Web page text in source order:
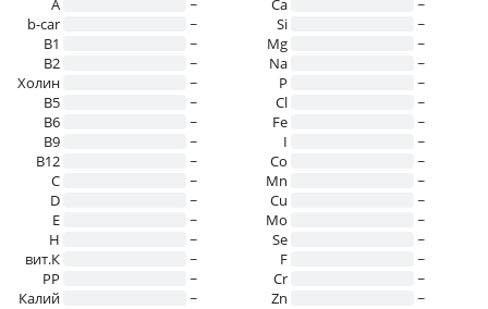
A
~
b-car
~
В1
~
B2
~
Холин
~
B5
~
B6
~
B9
~
B12
~
C
~
D
~
E
~
H
~
вит.К
~
PP
~
Калий
~
Ca
~
Si
~
Mg
~
Na
~
P
~
Cl
~
Fe
~
I
~
Co
~
Mn
~
Cu
~
Mo
~
Se
~
F
~
Cr
~
Zn
~